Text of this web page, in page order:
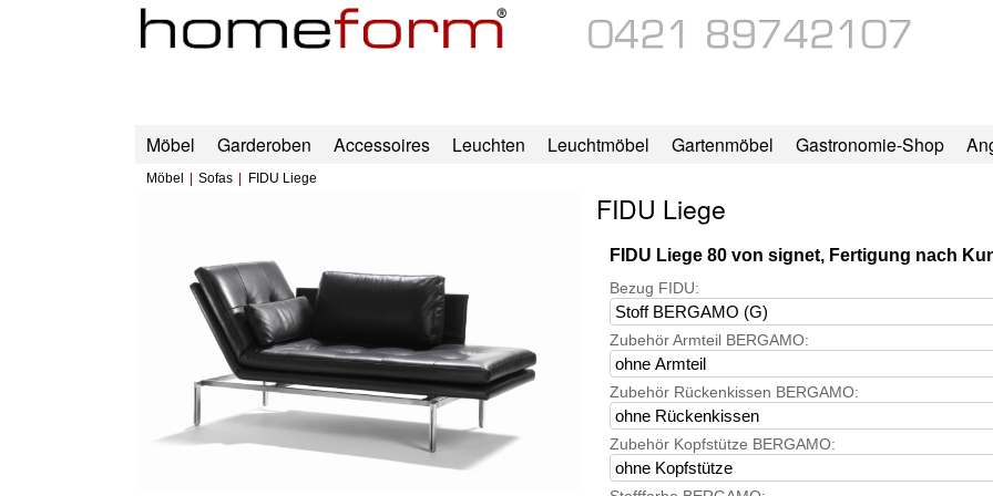
Möbel Garderoben Accessoires Leuchten Leuchtmöbel Gartenmöbel Gastronomie-Shop
Möbel Sofas FIDU Liege
FIDU Liege
FIDU Liege 80 von signet, Fertigung nach
Bezug FIDU:
Zubehör Armteil BERGAMO:
Zubehör Rückenkissen BERGAMO:
Zubehör Kopfstütze BERGAMO: